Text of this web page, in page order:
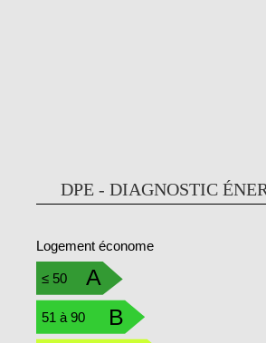
DPE - DIAGNOSTIC
A
B
Logement économe
≤ 50
51 à 90